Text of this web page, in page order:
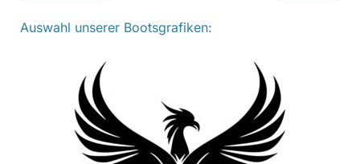
Auswahl unserer Bootsgrafiken: